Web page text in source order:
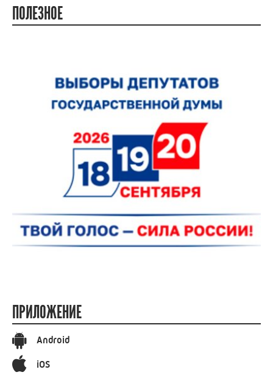
ПОЛЕЗНОЕ
ПРИЛОЖЕНИЕ
Android
iOS